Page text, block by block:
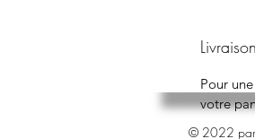
Livraison
Pour
votre
© 2022 par